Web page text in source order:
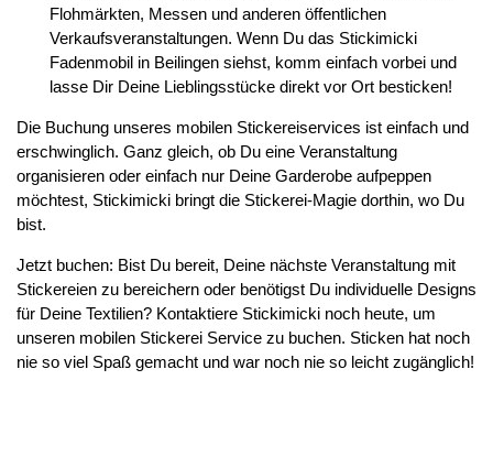
Flohmärkten, Messen und anderen öffentlichen
Verkaufsveranstaltungen. Wenn Du das Stickimicki
Fadenmobil in Beilingen siehst, komm einfach vorbei und
lasse Dir Deine Lieblingsstücke direkt vor Ort besticken!
Die Buchung unseres mobilen Stickereiservices ist einfach und
erschwinglich. Ganz gleich, ob Du eine Veranstaltung
organisieren oder einfach nur Deine Garderobe aufpeppen
möchtest, Stickimicki bringt die Stickerei-Magie dorthin, wo Du
bist.
Jetzt buchen: Bist Du bereit, Deine nächste Veranstaltung mit
Stickereien zu bereichern oder benötigst Du individuelle Designs
für Deine Textilien? Kontaktiere Stickimicki noch heute, um
unseren mobilen Stickerei Service zu buchen. Sticken hat noch
nie so viel Spaß gemacht und war noch nie so leicht zugänglich!